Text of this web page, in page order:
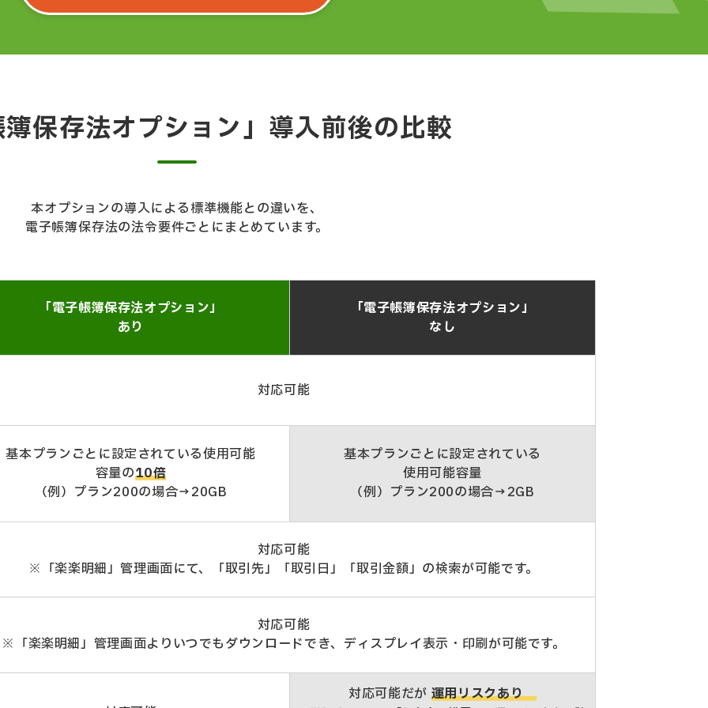
保存法オプション」導入前後の比較
本オプションの導入による標準機能との違いを、
電子帳簿保存法の法令要件ごとにまとめています。
「電子帳簿保存法オプション」
あり
「電子帳簿保存法オプション」
なし
対応可能
基本プランごとに設定されている使用可能
容量の10倍
（例）プラン200の場合→20GB
基本プランごとに設定されている
使用可能容量
（例）プラン200の場合→2GB
対応可能
※「楽楽明細」管理画面にて、「取引先」「取引日」「取引金額」の検索が可能です。
対応可能
※「楽楽明細」管理画面よりいつでもダウンロードでき、ディスプレイ表示・印刷が可能です。
対応可能だが 運用リスクあり